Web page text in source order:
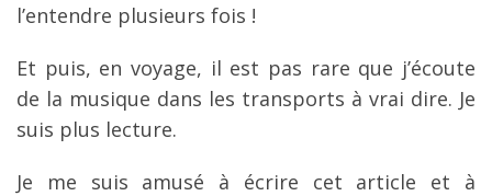
l’entendre plusieurs fois !
Et puis, en voyage, il est pas rare que j’écoute
de la musique dans les transports à vrai dire. Je
suis plus lecture.
Je me suis amusé à écrire cet article et à